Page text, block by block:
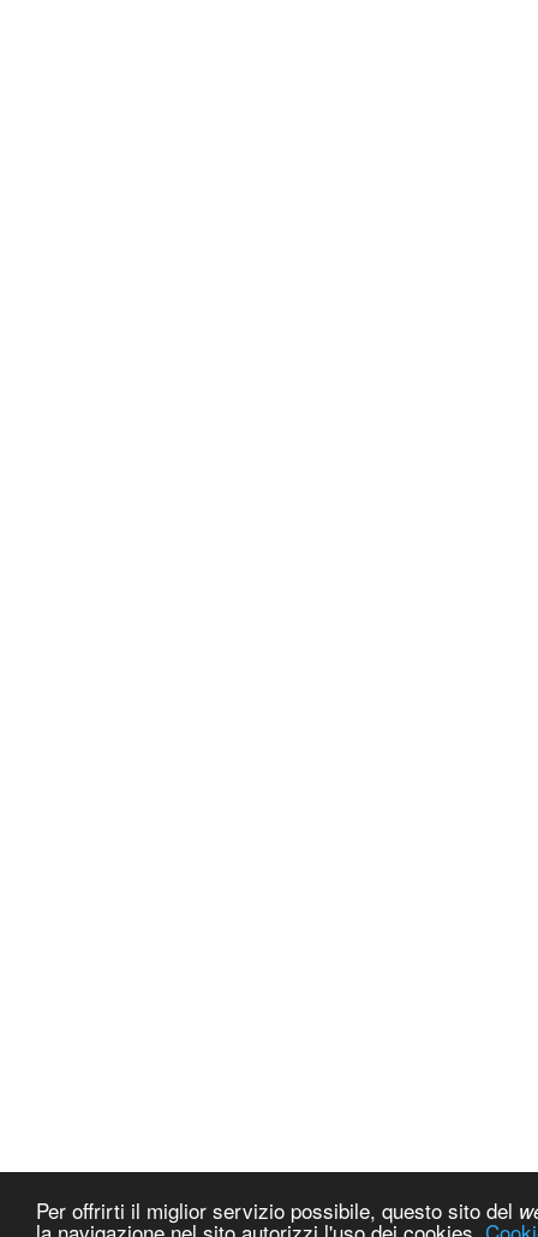
Per offrirti il miglior servizio possibile, questo sito del